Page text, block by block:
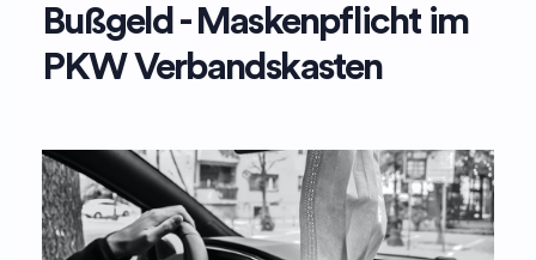
Bußgeld - Maskenpflicht im
PKW Verbandskasten